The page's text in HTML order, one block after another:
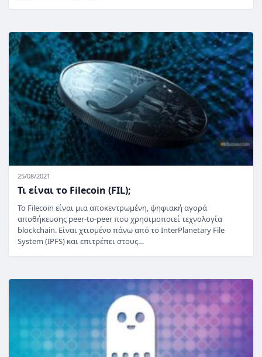
25/08/2021
Τι είναι το Filecoin (FIL);
Το Filecoin είναι μια αποκεντρωμένη, ψηφιακή αγορά
αποθήκευσης peer-to-peer που χρησιμοποιεί τεχνολογία
blockchain. Είναι χτισμένο πάνω από το InterPlanetary File
System (IPFS) και επιτρέπει στους…